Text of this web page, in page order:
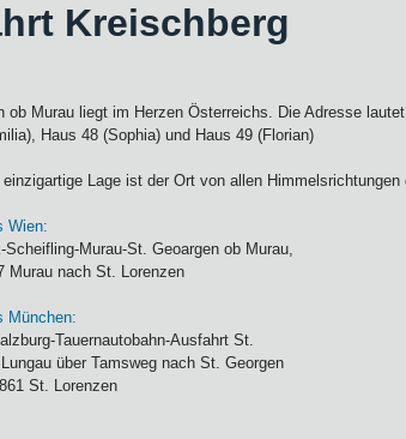
Kreischberg
ob Murau liegt im Herzen Österreichs. Die Adresse
Haus 48 (Sophia) und Haus 49 (Florian)
einzigartige Lage ist der Ort von allen
Wien:
Scheifling-Murau-St. Geoargen ob Murau,
Murau nach St. Lorenzen
München:
Tauernautobahn-Ausfahrt St.
über Tamsweg nach St. Georgen
St. Lorenzen